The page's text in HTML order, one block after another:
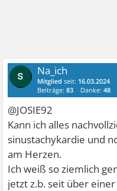
Na_ich
Mitglied seit: 16.03.2024
Beiträge:83 Danke:48
@JOSIE92
Kann ich alles
sinustachykardie und
am Herzen.
Ich weiß so ziemlich
jetzt z.b. seit über